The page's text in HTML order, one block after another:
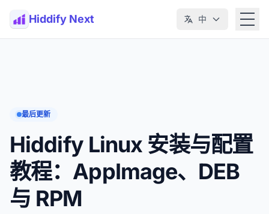
Hiddify Next 中
最后更新
Hiddify Linux 安装与配置
教程：AppImage、DEB
与 RPM